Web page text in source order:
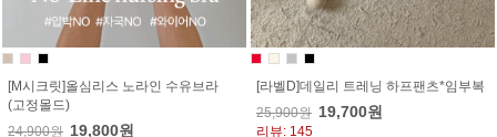
[M시크릿]올심리스 노라인 수유브라
(고정몰드)
24,900원 19,800원
[라벨D]데일리 트레닝 하프팬츠*임부복
25,900원 19,700원
리뷰: 145